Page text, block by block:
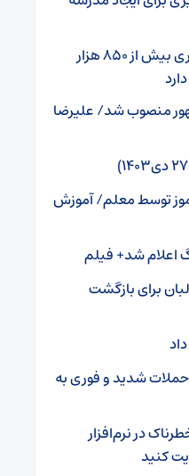
کمیته امداد در سال جاری بیش از ۸۵۰ هزار
منصوب شد/ علیرضا
توسط معلم/ آموزش
اعلام شد+ فیلم
برای بازگشت
شدید و فوری به
در نرم‌افزار
کنید